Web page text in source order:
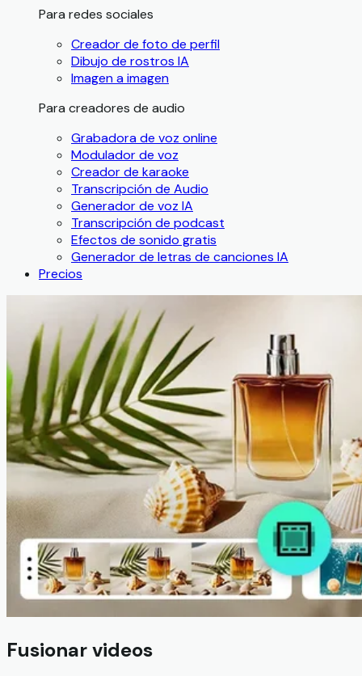
Para redes sociales
Creador de foto de perfil
Dibujo de rostros IA
Imagen a imagen
Para creadores de audio
Grabadora de voz online
Modulador de voz
Creador de karaoke
Transcripción de Audio
Generador de voz IA
Transcripción de podcast
Efectos de sonido gratis
Generador de letras de canciones IA
Precios
Fusionar videos